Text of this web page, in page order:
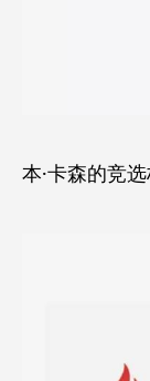
本·卡森的竞